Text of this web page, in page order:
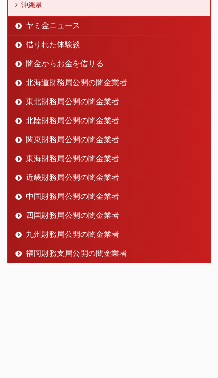
沖縄県
ヤミ金ニュース
借りれた体験談
闇金からお金を借りる
北海道財務局公開の闇金業者
東北財務局公開の闇金業者
北陸財務局公開の闇金業者
関東財務局公開の闇金業者
東海財務局公開の闇金業者
近畿財務局公開の闇金業者
中国財務局公開の闇金業者
四国財務局公開の闇金業者
九州財務局公開の闇金業者
福岡財務支局公開の闇金業者